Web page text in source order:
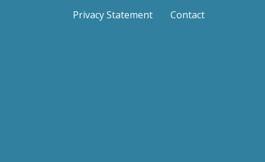
Privacy Statement Contact